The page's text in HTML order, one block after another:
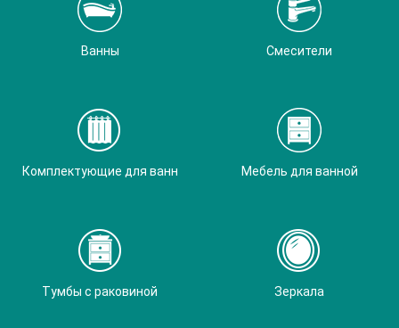
Ванны Смесители
Комплектующие для ванн Мебель для ванной
Тумбы с раковиной Зеркала